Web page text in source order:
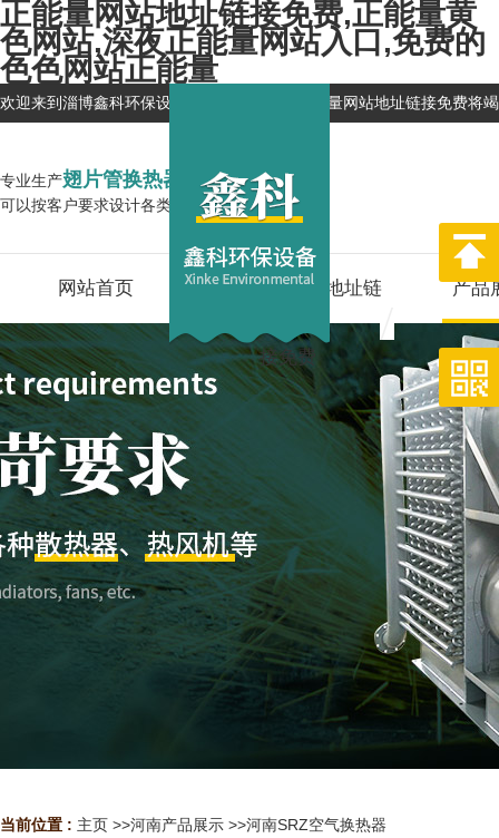
正能量网站地址链接免费,正能量黄
色网站,深夜正能量网站入口,免费的
色色网站正能量
欢迎来到淄博鑫科环保设备有限公司网站，正能量网站地址链接免费将
专业生产翅片管换热器
企业
可以按客户要求设计各类换热器,型号全
网站首页 关于正能量网站地址链
接免费
产品
当前位置 : 主页 >>河南产品展示 >>河南SRZ空气换热器